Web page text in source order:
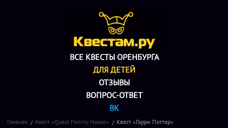
ВСЕ КВЕСТЫ ОРЕНБУРГА
ДЛЯ ДЕТЕЙ
ОТЗЫВЫ
ВОПРОС-ОТВЕТ
ВК
Главная Квест «Quest Family House» Квест «Гарри Поттер»